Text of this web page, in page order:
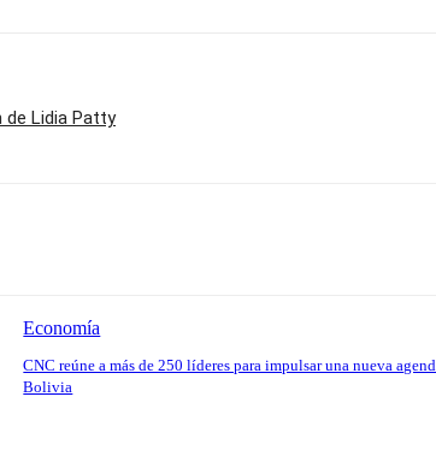
de Lidia Patty
Economía
CNC reúne a más de 250 líderes para impulsar una nueva
Bolivia